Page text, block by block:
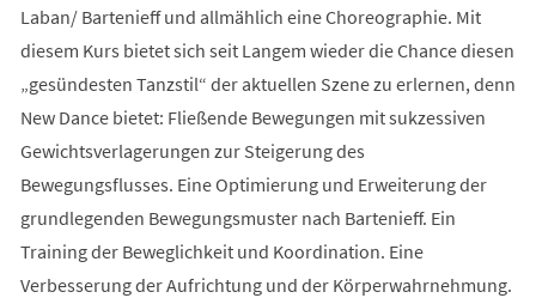
Laban/ Bartenieff und allmählich eine Choreographie. Mit
diesem Kurs bietet sich seit Langem wieder die Chance diesen
„gesündesten Tanzstil“ der aktuellen Szene zu erlernen, denn
New Dance bietet: Fließende Bewegungen mit sukzessiven
Gewichtsverlagerungen zur Steigerung des
Bewegungsflusses. Eine Optimierung und Erweiterung der
grundlegenden Bewegungsmuster nach Bartenieff. Ein
Training der Beweglichkeit und Koordination. Eine
Verbesserung der Aufrichtung und der Körperwahrnehmung.